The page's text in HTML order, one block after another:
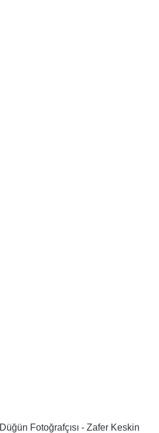
Fotoğrafçısı - Zafer Keskin